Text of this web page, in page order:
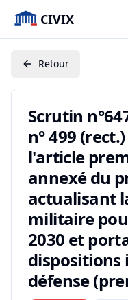
CIVIX
Retour
Scrutin
n° 499
l'article
annexé du
actualisant
militaire
2030 et
dispositions
défense